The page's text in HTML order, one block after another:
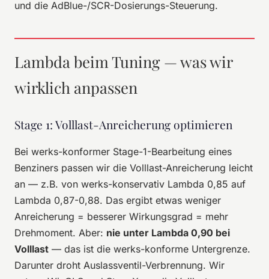
und die AdBlue-/SCR-Dosierungs-Steuerung.
Lambda beim Tuning — was wir
wirklich anpassen
Stage 1: Volllast-Anreicherung optimieren
Bei werks-konformer Stage-1-Bearbeitung eines
Benziners passen wir die Volllast-Anreicherung leicht
an — z.B. von werks-konservativ Lambda 0,85 auf
Lambda 0,87-0,88. Das ergibt etwas weniger
Anreicherung = besserer Wirkungsgrad = mehr
Drehmoment. Aber: nie unter Lambda 0,90 bei
Volllast — das ist die werks-konforme Untergrenze.
Darunter droht Auslassventil-Verbrennung. Wir